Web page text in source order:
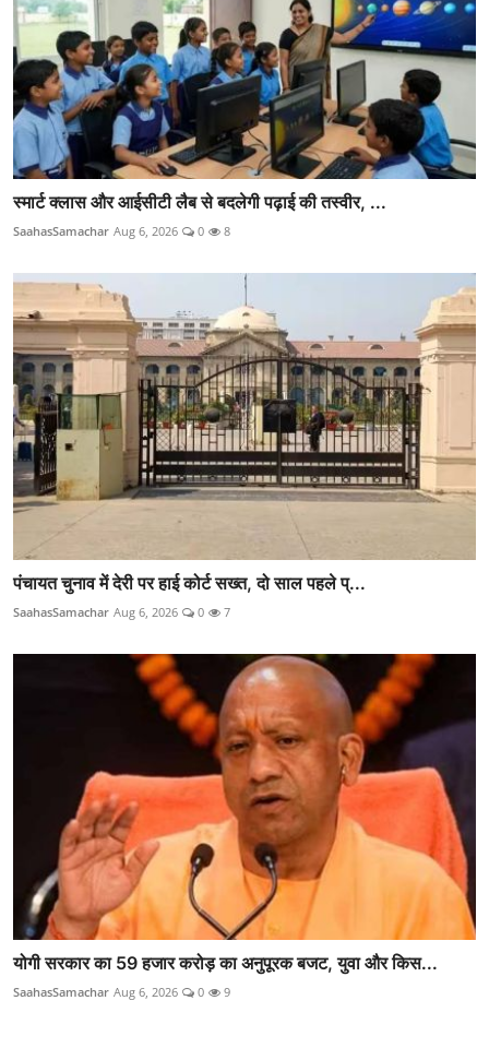
स्मार्ट क्लास और आईसीटी लैब से बदलेगी पढ़ाई की तस्वीर, ...
SaahasSamachar Aug 6, 2026 0 8
पंचायत चुनाव में देरी पर हाई कोर्ट सख्त, दो साल पहले प्...
SaahasSamachar Aug 6, 2026 0 7
योगी सरकार का 59 हजार करोड़ का अनुपूरक बजट, युवा और किस...
SaahasSamachar Aug 6, 2026 0 9